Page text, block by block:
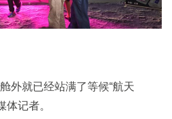
外就已经站满了等候“航天
体记者。